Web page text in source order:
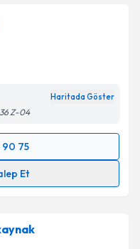
Haritada Göster
Z-04
90 75
Et
ile bilgilendireceğiz.